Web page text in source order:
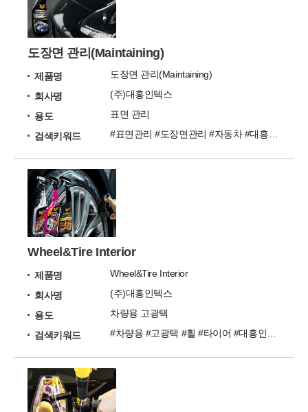
도장면 관리(Maintaining)
제품명
도장면 관리(Maintaining)
회사명
(주)대흥인텍스
용도
표면 관리
검색키워드
Wheel&Tire Interior
제품명
Wheel&Tire Interior
회사명
(주)대흥인텍스
용도
차량용 고광택
검색키워드